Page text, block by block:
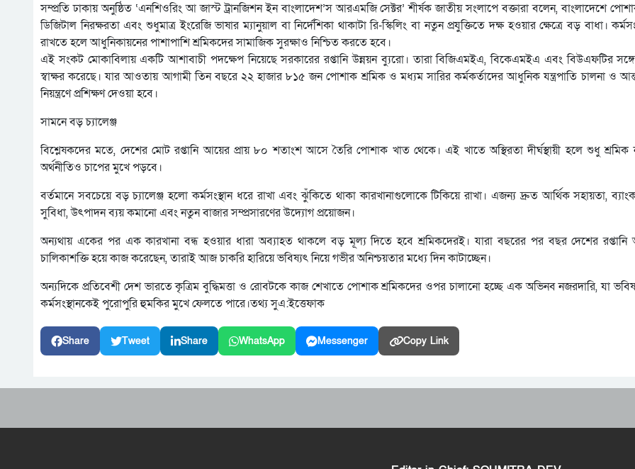
সম্প্রতি ঢাকায় অনুষ্ঠিত ‘এনশিওরিং আ জাস্ট ট্রানজিশন ইন বাংলাদেশ’স আরএমজি সেক্টর’ শীর্ষক জাতীয় সংলাপে বক্তারা বলেন, বাংলাদেশে
ডিজিটাল নিরক্ষরতা এবং শুধুমাত্র ইংরেজি ভাষার ম্যানুয়াল বা নির্দেশিকা থাকাটা রি-স্কিলিং বা নতুন প্রযুক্তিতে দক্ষ হওয়ার ক্ষেত্রে বড় বাধা।
রাখতে হলে আধুনিকায়নের পাশাপাশি শ্রমিকদের সামাজিক সুরক্ষাও নিশ্চিত করতে হবে।
এই সংকট মোকাবিলায় একটি আশাবাচী পদক্ষেপ নিয়েছে সরকারের রপ্তানি উন্নয়ন ব্যুরো। তারা বিজিএমইএ, বিকেএমইএ এবং বিউএফটির
স্বাক্ষর করেছে। যার আওতায় আগামী তিন বছরে ২২ হাজার ৮১৫ জন পোশাক শ্রমিক ও মধ্যম সারির কর্মকর্তাদের আধুনিক যন্ত্রপাতি চালনা ও
নিয়ন্ত্রণে প্রশিক্ষণ দেওয়া হবে।
সামনে বড় চ্যালেঞ্জ
বিশ্লেষকদের মতে, দেশের মোট রপ্তানি আয়ের প্রায় ৮০ শতাংশ আসে তৈরি পোশাক খাত থেকে। এই খাতে অস্থিরতা দীর্ঘস্থায়ী হলে শুধু শ্রমিক
অর্থনীতিও চাপের মুখে পড়বে।
বর্তমানে সবচেয়ে বড় চ্যালেঞ্জ হলো কর্মসংস্থান ধরে রাখা এবং ঝুঁকিতে থাকা কারখানাগুলোকে টিকিয়ে রাখা। এজন্য দ্রুত আর্থিক সহায়তা,
সুবিধা, উৎপাদন ব্যয় কমানো এবং নতুন বাজার সম্প্রসারণের উদ্যোগ প্রয়োজন।
অন্যথায় একের পর এক কারখানা বন্ধ হওয়ার ধারা অব্যাহত থাকলে বড় মূল্য দিতে হবে শ্রমিকদেরই। যারা বছরের পর বছর দেশের রপ্তানি
চালিকাশক্তি হয়ে কাজ করেছেন, তারাই আজ চাকরি হারিয়ে ভবিষ্যৎ নিয়ে গভীর অনিশ্চয়তার মধ্যে দিন কাটাচ্ছেন।
অন্যদিকে প্রতিবেশী দেশ ভারতে কৃত্রিম বুদ্ধিমত্তা ও রোবটকে কাজ শেখাতে পোশাক শ্রমিকদের ওপর চালানো হচ্ছে এক অভিনব নজরদারি, যা
কর্মসংস্থানকেই পুরোপুরি হুমকির মুখে ফেলতে পারে।তথ্য সুএ:ইত্তেফাক
Share Tweet Share WhatsApp Messenger Copy Link